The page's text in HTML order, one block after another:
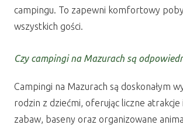
campingu. To zapewni komfortowy
wszystkich gości.
Czy campingi na Mazurach są
Campingi na Mazurach są doskonałym
rodzin z dziećmi, oferując liczne atrakcje
zabaw, baseny oraz organizowane